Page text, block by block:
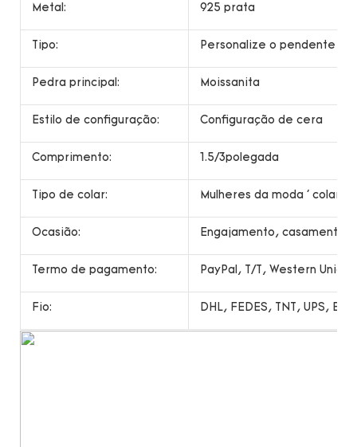
Metal: 925 prata
Tipo: Personalize o pendente de
Pedra principal: Moissanita
Estilo de configuração: Configuração de cera
Comprimento: 1.5/3polegada
Tipo de colar: Mulheres da moda ' colar
Ocasião: Engajamento,
Termo de pagamento: PayPal, T/T, Western
Fio: DHL, FEDES, TNT, UPS, EMS